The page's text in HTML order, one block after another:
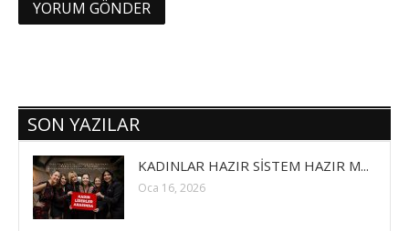
SON YAZILAR
KADINLAR HAZIR SİSTEM HAZIR M...
Oca 16, 2026